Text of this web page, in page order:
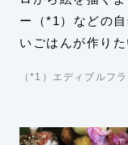
ー（*1）などの
いごはんが作り
（*1）エディブルフ